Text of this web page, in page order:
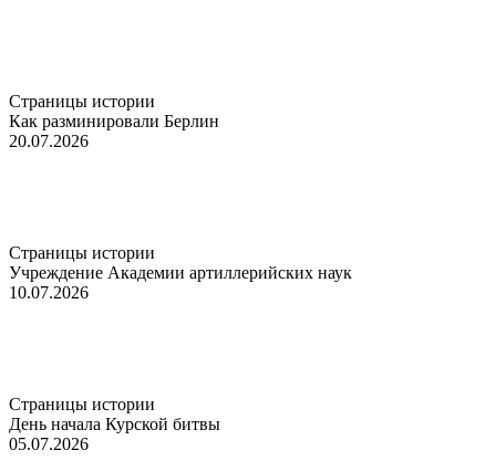
Страницы истории
Как разминировали Берлин
20.07.2026
Страницы истории
Учреждение Академии артиллерийских наук
10.07.2026
Страницы истории
День начала Курской битвы
05.07.2026